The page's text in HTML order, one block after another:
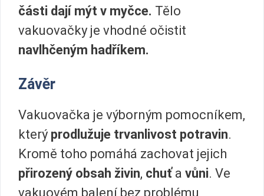
části dají mýt v myčce. Tělo
vakuovačky je vhodné očistit
navlhčeným hadříkem.
Závěr
Vakuovačka je výborným pomocníkem,
který prodlužuje trvanlivost potravin.
Kromě toho pomáhá zachovat jejich
přirozený obsah živin, chuť a vůni. Ve
vakuovém balení bez problému